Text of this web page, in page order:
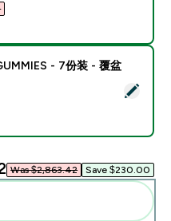
GUMMIES - 7份装 - 覆盆子
- 7份装 - 覆盆
Was $2,863.42‎ Save $230.00‎